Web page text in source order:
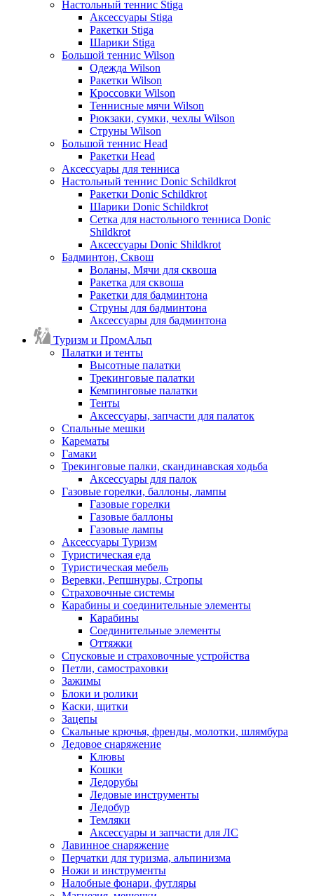
Настольный теннис Stiga
Аксессуары Stiga
Ракетки Stiga
Шарики Stiga
Большой теннис Wilson
Одежда Wilson
Ракетки Wilson
Кроссовки Wilson
Теннисные мячи Wilson
Рюкзаки, сумки, чехлы Wilson
Струны Wilson
Большой теннис Head
Ракетки Head
Аксессуары для тенниса
Настольный теннис Donic Schildkrot
Ракетки Donic Schildkrot
Шарики Donic Schildkrot
Сетка для настольного тенниса Donic
Shildkrot
Аксессуары Donic Shildkrot
Бадминтон, Сквош
Воланы, Мячи для сквоша
Ракетка для сквоша
Ракетки для бадминтона
Струны для бадминтона
Аксессуары для бадминтона
Туризм и ПромАльп
Палатки и тенты
Высотные палатки
Трекинговые палатки
Кемпинговые палатки
Тенты
Аксессуары, запчасти для палаток
Спальные мешки
Карематы
Гамаки
Трекинговые палки, скандинавская ходьба
Аксессуары для палок
Газовые горелки, баллоны, лампы
Газовые горелки
Газовые баллоны
Газовые лампы
Аксессуары Туризм
Туристическая еда
Туристическая мебель
Веревки, Репшнуры, Стропы
Страховочные системы
Карабины и соединительные элементы
Карабины
Соединительные элементы
Оттяжки
Спусковые и страховочные устройства
Петли, самостраховки
Зажимы
Блоки и ролики
Каски, щитки
Зацепы
Скальные крючья, френды, молотки, шлямбура
Ледовое снаряжение
Клювы
Кошки
Ледорубы
Ледовые инструменты
Ледобур
Темляки
Аксессуары и запчасти для ЛС
Лавинное снаряжение
Перчатки для туризма, альпинизма
Ножи и инструменты
Налобные фонари, футляры